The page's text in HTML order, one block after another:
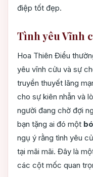
điệp tốt đẹp.
Tình yêu Vĩnh
Hoa Thiên Điểu
yêu vĩnh cửu và sự
truyền thuyết lãng
cho sự kiên nhẫn và
người đang chờ đợi
bạn tặng ai đó một
ngụ ý rằng tình yêu
tại mãi mãi. Đây là
các cột mốc quan